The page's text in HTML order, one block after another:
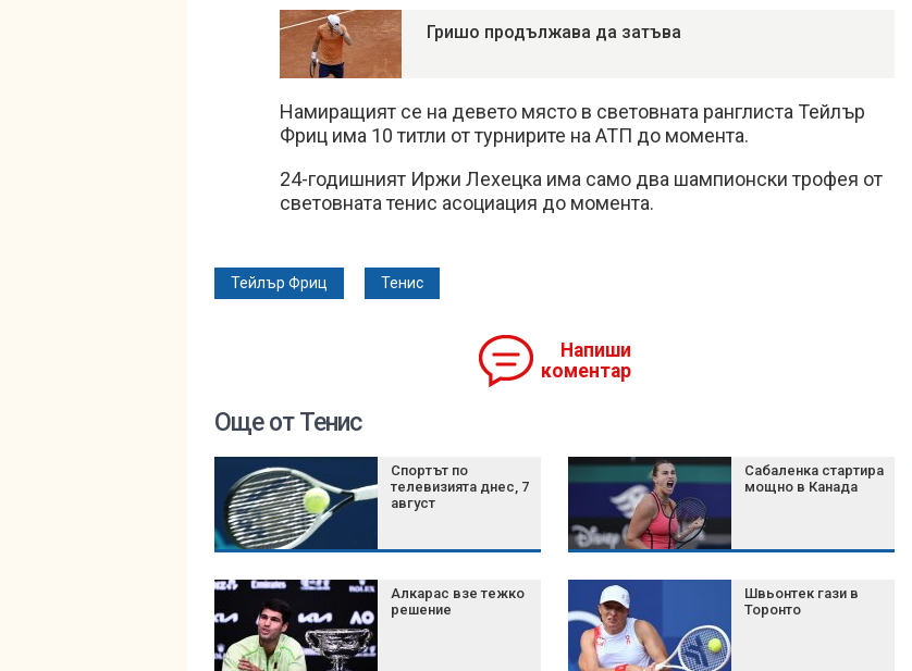
Гришо продължава да затъва
Намиращият се на девето място в световната ранглиста Тейлър
Фриц има 10 титли от турнирите на АТП до момента.
24-годишният Иржи Лехецка има само два шампионски трофея от
световната тенис асоциация до момента.
Тейлър Фриц Тенис
Напиши
коментар
Още от Тенис
Спортът по
телевизията днес, 7
август
Сабаленка стартира
мощно в Канада
Алкарас взе тежко
решение
Швьонтек гази в
Торонто
Рецепта за хрупкави
Хотелиер: Слънчев